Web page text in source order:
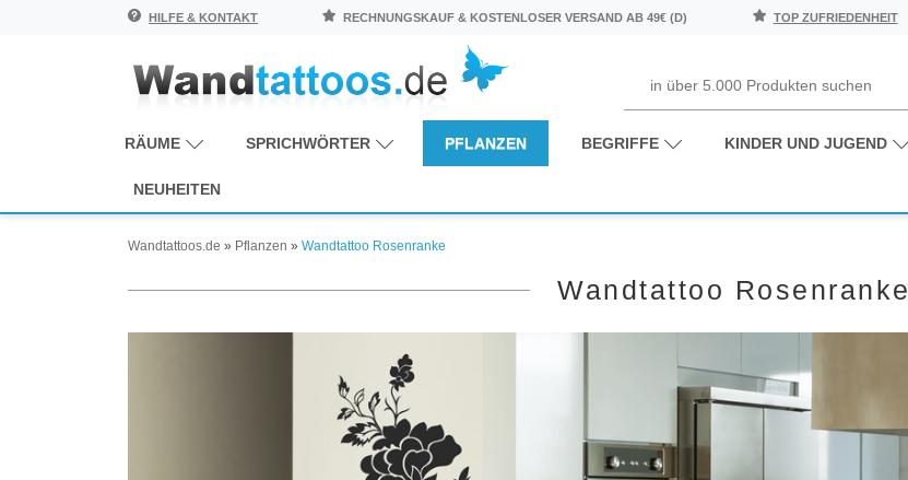
HILFE & KONTAKT RECHNUNGSKAUF & KOSTENLOSER VERSAND AB 49€ (D) TOP ZUFRIEDENHEIT
RÄUME SPRICHWÖRTER PFLANZEN BEGRIFFE KINDER UND JUGEND
NEUHEITEN
Wandtattoos.de » Pflanzen » Wandtattoo Rosenranke
Wandtattoo Rosenranke